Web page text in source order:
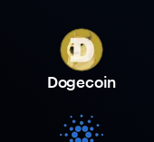
Dogecoin